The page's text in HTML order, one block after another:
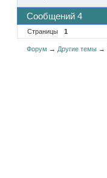
Сообщений 4
Страницы 1
Форум → Другие темы →